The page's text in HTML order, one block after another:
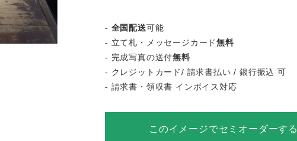
- 全国配送可能
- 立て札・メッセージカード無料
- 完成写真の送付無料
- クレジットカード/ 請求書払い / 銀行振込 可
- 請求書・領収書 インボイス対応
このイメージでセミオーダーする